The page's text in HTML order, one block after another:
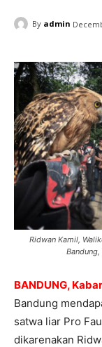
By admin
Ridwan Kamil,
Bandung,
BANDUNG,
Bandung
satwa liar Pro
dikarenakan